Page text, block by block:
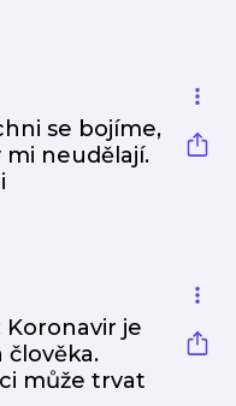
se bojíme,
mi neudělají.
Koronavir je
člověka.
může trvat